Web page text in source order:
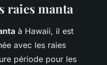
raies manta
à Hawaii, il est
avec les raies
période pour les